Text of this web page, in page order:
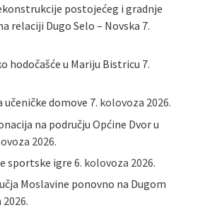
postojećeg i gradnje
relaciji Dugo Selo – Novska 7.
hodočašće u Mariju Bistricu 7.
učeničke domove 7. kolovoza 2026.
na području Općine Dvor u
2026.
sportske igre 6. kolovoza 2026.
Moslavine ponovno na Dugom